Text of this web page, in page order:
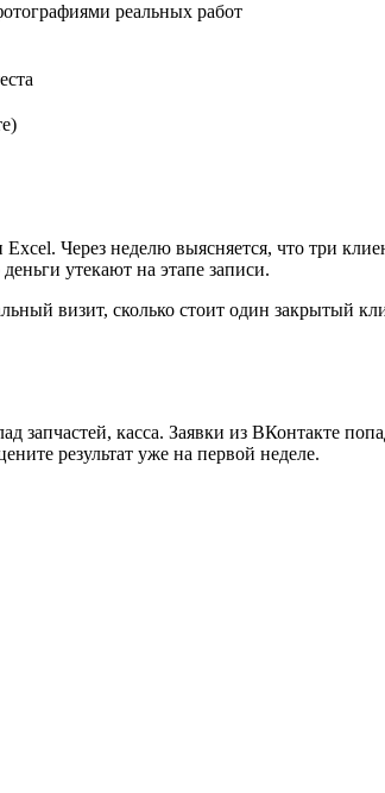
реальных работ
Через неделю выясняется, что три
утекают на этапе записи.
визит, сколько стоит один закрытый
касса. Заявки из ВКонтакте
результат уже на первой неделе.